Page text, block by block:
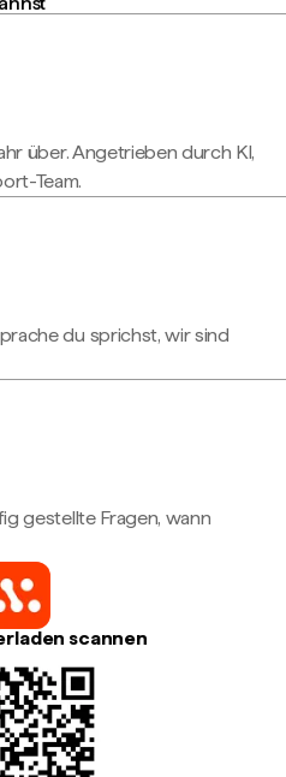
über. Angetrieben durch KI,
Team.
du sprichst, wir sind
gestellte Fragen, wann
scannen